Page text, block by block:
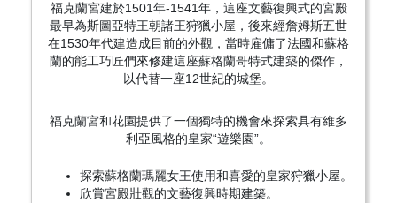
福克蘭宮建於1501年-1541年，這座文藝復興式的宮殿
最早為斯圖亞特王朝諸王狩獵小屋，後來經詹姆斯五世
在1530年代建造成目前的外觀，當時雇傭了法國和蘇格
蘭的能工巧匠們來修建這座蘇格蘭哥特式建築的傑作，
以代替一座12世紀的城堡。
福克蘭宮和花園提供了一個獨特的機會來探索具有維多
利亞風格的皇家“遊樂園”。
探索蘇格蘭瑪麗女王使用和喜愛的皇家狩獵小屋。
欣賞宮殿壯觀的文藝復興時期建築。